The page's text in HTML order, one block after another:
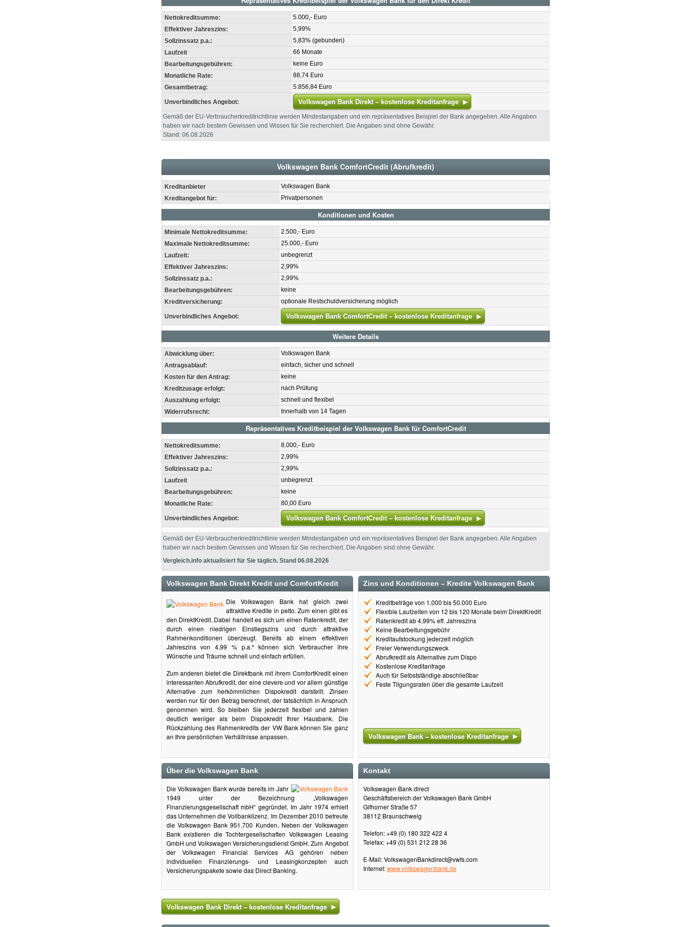
Nettokreditsumme:
5.000,- Euro
Effektiver Jahreszins:
5,99%
Sollzinssatz p.a.:
5,83% (gebunden)
Laufzeit
66 Monate
Bearbeitungsgebühren:
keine Euro
Monatliche Rate:
88,74 Euro
Gesamtbetrag:
5.856,84 Euro
Unverbindliches Angebot: Volkswagen Bank Direkt – kostenlose Kreditanfrage
Gemäß der EU-Verbraucherkreditrichtlinie werden Mindestangaben und ein repräsentatives Beispiel der Bank angegeben. Alle Angaben
haben wir nach bestem Gewissen und Wissen für Sie recherchiert. Die Angaben sind ohne Gewähr.
Stand: 06.08.2026
Volkswagen Bank ComfortCredit (Abrufkredit)
Kreditanbieter
Volkswagen Bank
Kreditangebot für:
Privatpersonen
Konditionen und Kosten
Minimale Nettokreditsumme:
2.500,- Euro
Maximale Nettokreditsumme:
25.000,- Euro
Laufzeit:
unbegrenzt
Effektiver Jahreszins:
2,99%
Sollzinssatz p.a.:
2,99%
Bearbeitungsgebühren:
keine
Kreditversicherung:
optionale Restschuldversicherung möglich
Unverbindliches Angebot: Volkswagen Bank ComfortCredit – kostenlose Kreditanfrage
Weitere Details
Abwicklung über:
Volkswagen Bank
Antragsablauf:
einfach, sicher und schnell
Kosten für den Antrag:
keine
Kreditzusage erfolgt:
nach Prüfung
Auszahlung erfolgt:
schnell und flexibel
Widerrufsrecht:
Innerhalb von 14 Tagen
Repräsentatives Kreditbeispiel der Volkswagen Bank für ComfortCredit
Nettokreditsumme:
8.000,- Euro
Effektiver Jahreszins:
2,99%
Sollzinssatz p.a.:
2,99%
Laufzeit
unbegrenzt
Bearbeitungsgebühren:
keine
Monatliche Rate:
80,00 Euro
Unverbindliches Angebot: Volkswagen Bank ComfortCredit – kostenlose Kreditanfrage
Gemäß der EU-Verbraucherkreditrichtlinie werden Mindestangaben und ein repräsentatives Beispiel der Bank angegeben. Alle Angaben
haben wir nach bestem Gewissen und Wissen für Sie recherchiert. Die Angaben sind ohne Gewähr.
Vergleich.info aktualisiert für Sie täglich. Stand 06.08.2026
Volkswagen Bank Direkt Kredit und ComfortKredit
Die Volkswagen Bank hat gleich zwei
attraktive Kredite in petto. Zum einen gibt es
den DirektKredit. Dabei handelt es sich um einen Ratenkredit, der
durch einen niedrigen Einstiegszins und durch attraktive
Rahmenkonditionen überzeugt. Bereits ab einem effektiven
Jahreszins von 4,99 % p.a.* können sich Verbraucher ihre
Wünsche und Träume schnell und einfach erfüllen.
Zum anderen bietet die Direktbank mit ihrem ComfortKredit einen
interessanten Abrufkredit, der eine clevere und vor allem günstige
Alternative zum herkömmlichen Dispokredit darstellt. Zinsen
werden nur für den Betrag berechnet, der tatsächlich in Anspruch
genommen wird. So bleiben Sie jederzeit flexibel und zahlen
deutlich weniger als beim Dispokredit Ihrer Hausbank. Die
Rückzahlung des Rahmenkredits der VW Bank können Sie ganz
an Ihre persönlichen Verhältnisse anpassen.
Zins und Konditionen – Kredite Volkswagen Bank
Kreditbeträge von 1.000 bis 50.000 Euro
Flexible Laufzeiten von 12 bis 120 Monate beim DirektKredit
Ratenkredit ab 4,99% eff. Jahreszins
Keine Bearbeitungsgebühr
Kreditaufstockung jederzeit möglich
Freier Verwendungszweck
Abrufkredit als Alternative zum Dispo
Kostenlose Kreditanfrage
Auch für Selbstständige abschließbar
Feste Tilgungsraten über die gesamte Laufzeit
Volkswagen Bank – kostenlose Kreditanfrage
Über die Volkswagen Bank
Die Volkswagen Bank wurde bereits im Jahr
1949 unter der Bezeichnung „Volkswagen
Finanzierungsgesellschaft mbH“ gegründet. Im Jahr 1974 erhielt
das Unternehmen die Vollbanklizenz. Im Dezember 2010 betreute
die Volkswagen Bank 951.700 Kunden. Neben der Volkswagen
Bank existieren die Tochtergesellschaften Volkswagen Leasing
GmbH und Volkswagen Versicherungsdienst GmbH. Zum Angebot
der Volkswagen Financial Services AG gehören neben
individuellen Finanzierungs- und Leasingkonzepten auch
Versicherungspakete sowie das Direct Banking.
Kontakt
Volkswagen Bank direct
Geschäftsbereich der Volkswagen Bank GmbH
Gifhorner Straße 57
38112 Braunschweig
Telefon: +49 (0) 180 322 422 4
Telefax: +49 (0) 531 212 28 36
E-Mail: VolkswagenBankdirect@vwfs.com
Internet:www.volkswagenbank.de
Volkswagen Bank Direkt – kostenlose Kreditanfrage